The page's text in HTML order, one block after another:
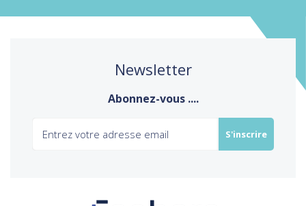
Newsletter
Abonnez-vous ....